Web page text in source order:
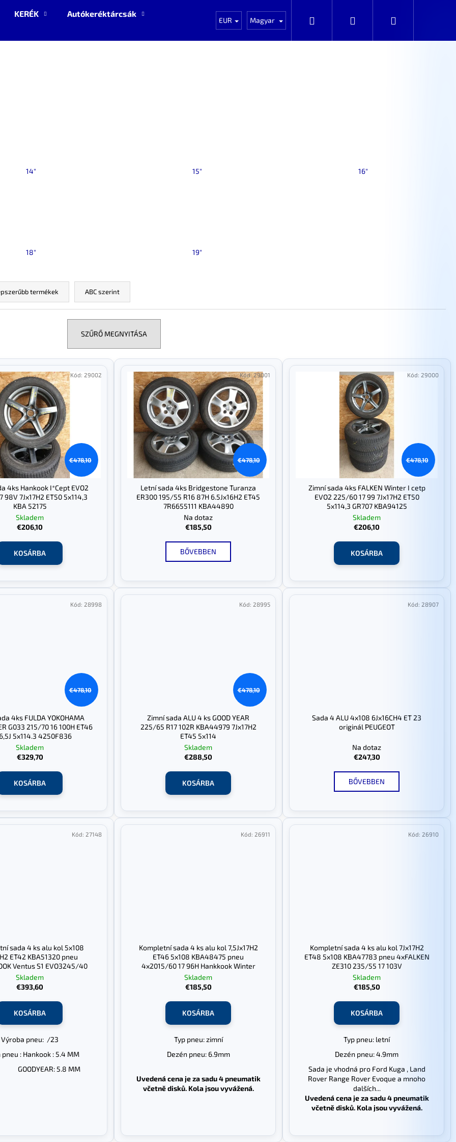
KERÉK Autókeréktárcsák Pótalkatrészek NOVÉ zboží
EUR Magyar Keresés Bejelentkezés
Kosár
14" 15" 16"
18" 19"
termékek ABC szerint
SZŰRŐ MEGNYITÁSA
€478,10
4ks Hankook I*Cept EVO2
98V 7Jx17H2 ET50 5x114,3
KBA 52175
Skladem
€206,10
KOSÁRBA
Kód: 29002
€478,10
Letní sada 4ks Bridgestone Turanza
ER300 195/55 R16 87H 6.5Jx16H2 ET45
7R6655111 KBA44890
Na dotaz
€185,50
BŐVEBBEN
Kód:29001
€478,10
Zimní sada 4ks FALKEN Winter I cetp
EVO2 225/60 17 99 7Jx17H2 ET50
5x114,3 GR707 KBA94125
Skladem
€206,10
KOSÁRBA
Kód: 29000
€478,10
4ks FULDA YOKOHAMA
G033 215/70 16 100H ET46
5x114.3 4250F836
Skladem
€329,70
KOSÁRBA
Kód: 28998
€478,10
Zimní sada ALU 4 ks GOOD YEAR
225/65 R17 102R KBA44979 7Jx17H2
ET45 5x114
Skladem
€288,50
KOSÁRBA
Kód: 28995
Sada 4 ALU 4x108 6Jx16CH4 ET 23
originál PEUGEOT
Na dotaz
€247,30
BŐVEBBEN
Kód: 28907
sada 4 ks alu kol 5x108
ET42 KBA51320 pneu
Ventus S1 EVO3245/40
EAGEL F1 245/40 19
Skladem
€393,60
KOSÁRBA
Výroba pneu: /23
pneu : Hankook : 5.4 MM
5.8 MM
Kód: 27148
Kompletní sada 4 ks alu kol 7,5Jx17H2
ET46 5x108 KBA48475 pneu
4x2015/60 17 96H Hankkook Winter
I*Cept EVO
Skladem
€185,50
KOSÁRBA
Typ pneu: zimní
Dezén pneu: 6.9mm
Uvedená cena je za sadu 4 pneumatik
včetně disků. Kola jsou vyvážená.
Kód: 26911
Kompletní sada 4 ks alu kol 7Jx17H2
ET48 5x108 KBA47783 pneu 4xFALKEN
ZE310 235/55 17 103V
Skladem
€185,50
KOSÁRBA
Typ pneu: letní
Dezén pneu: 4.9mm
Sada je vhodná pro Ford Kuga , Land
Rover Range Rover Evoque a mnoho
dalších...
Uvedená cena je za sadu 4 pneumatik
včetně disků. Kola jsou vyvážená.
Kód: 26910